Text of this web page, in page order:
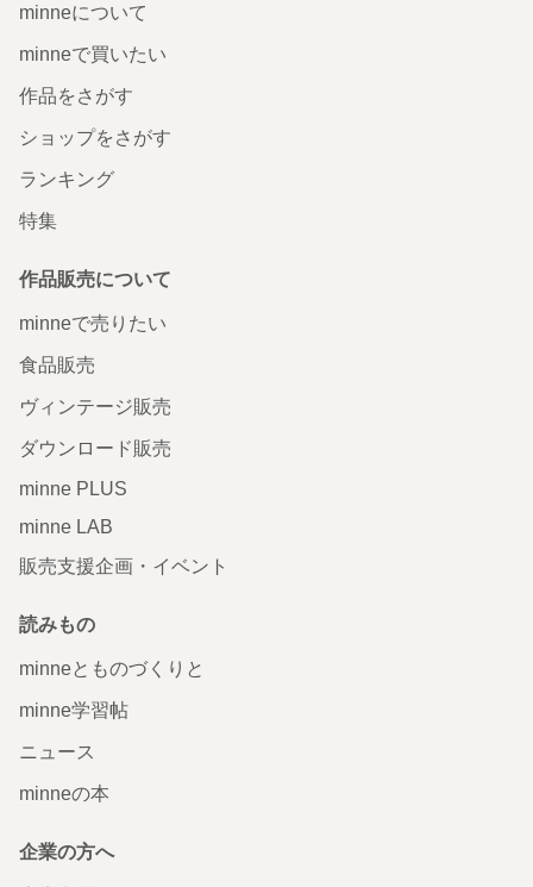
minneについて
minneで買いたい
作品をさがす
ショップをさがす
ランキング
特集
作品販売について
minneで売りたい
食品販売
ヴィンテージ販売
ダウンロード販売
minne PLUS
minne LAB
販売支援企画・イベント
読みもの
minneとものづくりと
minne学習帖
ニュース
minneの本
企業の方へ